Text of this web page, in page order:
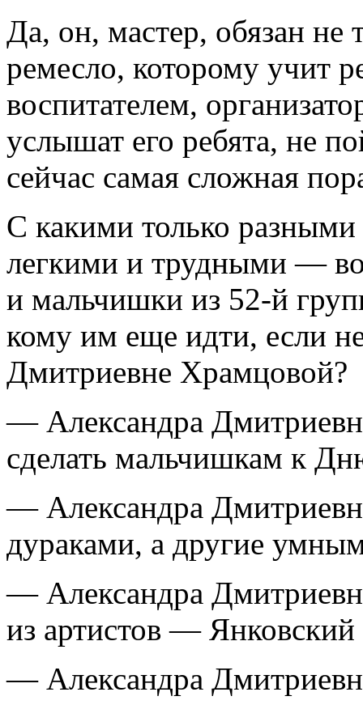
Да, он, мастер, обязан не
ремесло, которому учит
воспитателем,
услышат его ребята, не
сейчас самая сложная
С какими только
легкими и трудными —
и мальчишки из 52-й
кому им еще идти, если
Дмитриевне Храмцовой?
— Александра
сделать мальчишкам к
— Александра
дураками, а другие
— Александра
из артистов —
— Александра